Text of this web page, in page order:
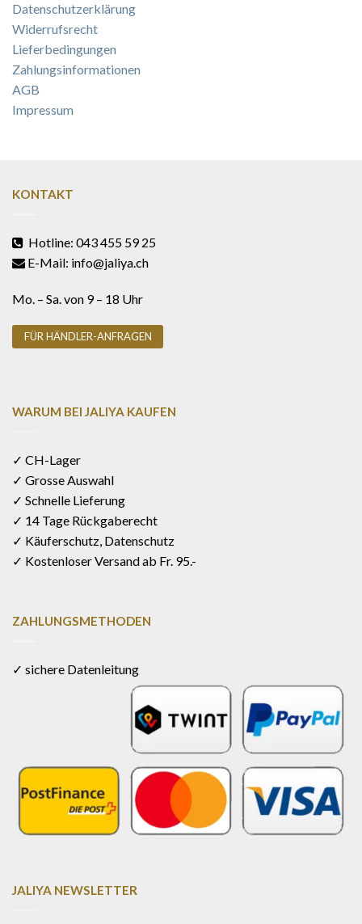
Datenschutzerklärung
Widerrufsrecht
Lieferbedingungen
Zahlungsinformationen
AGB
Impressum
KONTAKT
Hotline: 043 455 59 25
E-Mail: info@jaliya.ch
Mo. – Sa. von 9 – 18 Uhr
FÜR HÄNDLER-ANFRAGEN
WARUM BEI JALIYA KAUFEN
✓ CH-Lager
✓ Grosse Auswahl
✓ Schnelle Lieferung
✓ 14 Tage Rückgaberecht
✓ Käuferschutz, Datenschutz
✓ Kostenloser Versand ab Fr. 95.-
ZAHLUNGSMETHODEN
✓ sichere Datenleitung
JALIYA NEWSLETTER